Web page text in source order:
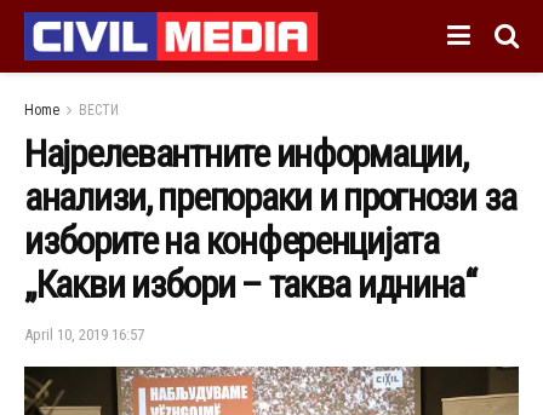
Home ВЕСТИ
Најрелевантните информации,
анализи, препораки и прогнози за
изборите на конференцијата
„Какви избори – таква иднина“
April 10, 2019 16:57